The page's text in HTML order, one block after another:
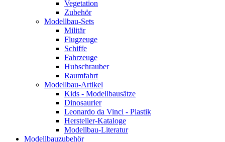
Vegetation
Zubehör
Modellbau-Sets
Militär
Flugzeuge
Schiffe
Fahrzeuge
Hubschrauber
Raumfahrt
Modellbau-Artikel
Kids - Modellbausätze
Dinosaurier
Leonardo da Vinci - Plastik
Hersteller-Kataloge
Modellbau-Literatur
Modellbauzubehör